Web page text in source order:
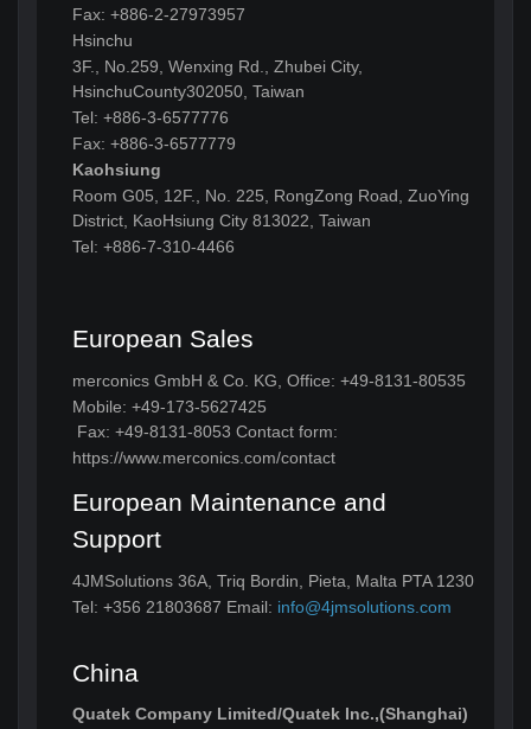
Fax: +886-2-27973957
Hsinchu
3F., No.259, Wenxing Rd., Zhubei City,
HsinchuCounty302050, Taiwan
Tel: +886-3-6577776
Fax: +886-3-6577779
Kaohsiung
Room G05, 12F., No. 225, RongZong Road, ZuoYing
District, KaoHsiung City 813022, Taiwan
Tel: +886-7-310-4466
European Sales
merconics GmbH & Co. KG, Office: +49-8131-80535
Mobile: +49-173-5627425
Fax: +49-8131-8053 Contact form:
https://www.merconics.com/contact
European Maintenance and
Support
4JMSolutions 36A, Triq Bordin, Pieta, Malta PTA 1230
Tel: +356 21803687 Email: info@4jmsolutions.com
China
Quatek Company Limited/Quatek Inc.,(Shanghai)